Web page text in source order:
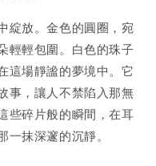
綻放。金色的圓圈，宛
輕輕包圍。白色的珠子
這場靜謐的夢境中。它
事，讓人不禁陷入那無
些碎片般的瞬間，在耳
抹深邃的沉靜。